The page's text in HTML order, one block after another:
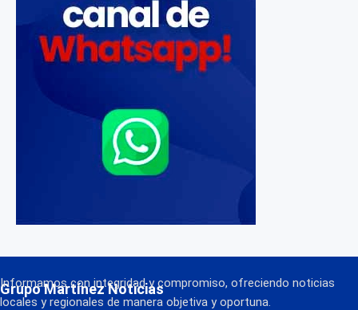
Grupo Martínez Noticias
Informamos con integridad y compromiso, ofreciendo noticias
locales y regionales de manera objetiva y oportuna.